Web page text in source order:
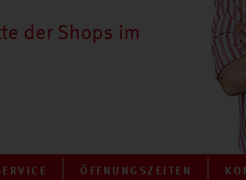
der Shops im
ÖFFNUNGSZEITEN